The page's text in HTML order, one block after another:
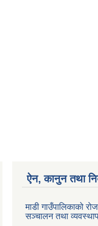
ऐन, कानुन तथा
माडी गाउँपालिकाको
सञ्चालन तथा